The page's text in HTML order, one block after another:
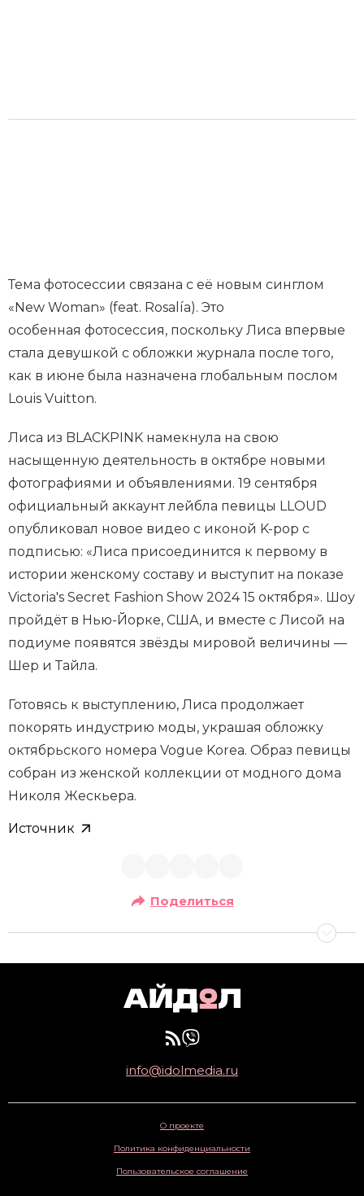
Тема фотосессии связана с её новым синглом
«New Woman» (feat. Rosalía). Это
особенная фотосессия, поскольку Лиса впервые
стала девушкой с обложки журнала после того,
как в июне была назначена глобальным послом
Louis Vuitton.
Лиса из BLACKPINK намекнула на свою
насыщенную деятельность в октябре новыми
фотографиями и объявлениями. 19 сентября
официальный аккаунт лейбла певицы LLOUD
опубликовал новое видео с иконой K-pop с
подписью: «Лиса присоединится к первому в
истории женскому составу и выступит на показе
Victoria's Secret Fashion Show 2024 15 октября». Шоу
пройдёт в Нью-Йорке, США, и вместе с Лисой на
подиуме появятся звёзды мировой величины —
Шер и Тайла.
Готовясь к выступлению, Лиса продолжает
покорять индустрию моды, украшая обложку
октябрьского номера Vogue Korea. Образ певицы
собран из женской коллекции от модного дома
Николя Жескьера.
Источник
Поделиться
info@idolmedia.ru
О проекте
Политика конфиденциальности
Пользовательское соглашение